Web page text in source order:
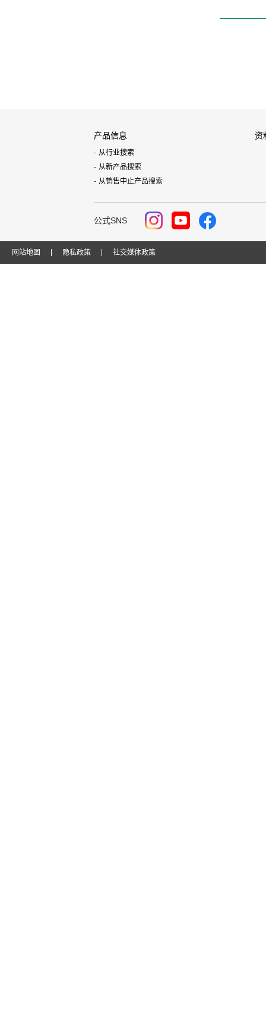
产品信息
从行业搜索
从新产品搜索
从销售中止产品搜索
资
公式SNS
网站地图 隐私政策 社交媒体政策